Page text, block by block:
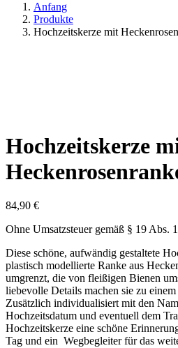
Anfang
Produkte
Hochzeitskerze mit
Hochzeitskerze
84,90 €
Ohne Umsatzsteuer gemäß § 19 Abs.
Diese schöne, aufwändig gestaltete
plastisch modellierte Ranke aus
umgrenzt, die von fleißigen Bienen
liebevolle Details machen sie zu
Zusätzlich individualisiert mit den
Hochzeitsdatum und eventuell dem
Hochzeitskerze eine schöne
Tag und ein Wegbegleiter für das